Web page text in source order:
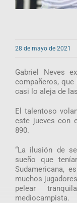
28 de mayo de 2021
Gabriel Neves
compañeros,
casi lo aleja de
El talentoso
este jueves con
890.
“La ilusión de
sueño que
Sudamericana,
muchos
pelear
mediocampista.